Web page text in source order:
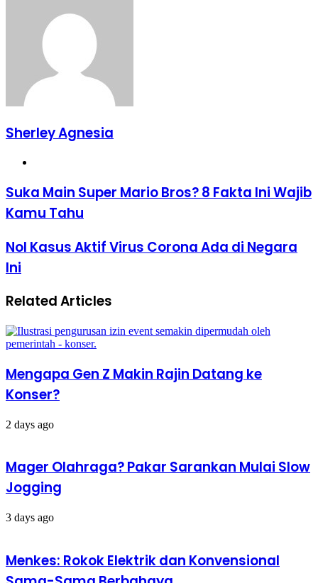
Sherley Agnesia
Suka
Main
Super
8
Fakta
Ini
Kamu
Suka Main Super Mario Bros? 8 Fakta Ini Wajib
Kamu Tahu
Nol
Kasus
Aktif
Corona
Ada
Negara
Ini
Nol Kasus Aktif Virus Corona Ada di Negara
Ini
Related Articles
Mengapa Gen Z Makin Rajin Datang ke
Konser?
2 days ago
Mager Olahraga? Pakar Sarankan Mulai Slow
Jogging
3 days ago
Menkes: Rokok Elektrik dan Konvensional